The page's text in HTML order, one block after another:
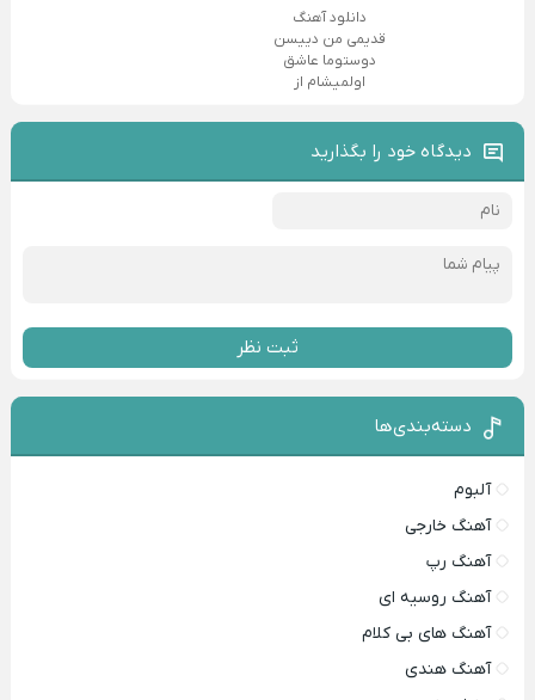
دانلود آهنگ
قدیمی من دییسن
دوستوما عاشق
اولمیشام از
دیدگاه خود را بگذارید
ثبت نظر
دسته‌بندی‌ها
آلبوم
آهنگ خارجی
آهنگ رپ
آهنگ روسیه ای
آهنگ های بی کلام
آهنگ هندی